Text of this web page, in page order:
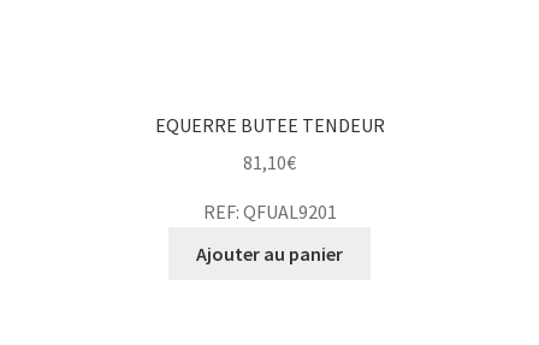
EQUERRE BUTEE TENDEUR
81,10€
REF: QFUAL9201
Ajouter au panier